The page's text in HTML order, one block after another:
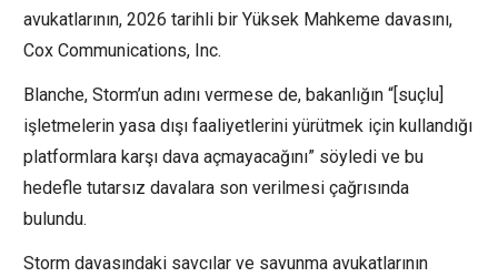
avukatlarının, 2026 tarihli bir Yüksek Mahkeme davasını,
Cox Communications, Inc.
Blanche, Storm’un adını vermese de, bakanlığın “[suçlu]
işletmelerin yasa dışı faaliyetlerini yürütmek için kullandığı
platformlara karşı dava açmayacağını” söyledi ve bu
hedefle tutarsız davalara son verilmesi çağrısında
bulundu.
Storm davasındaki savcılar ve savunma avukatlarının